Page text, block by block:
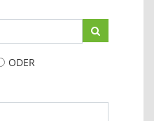
ODER